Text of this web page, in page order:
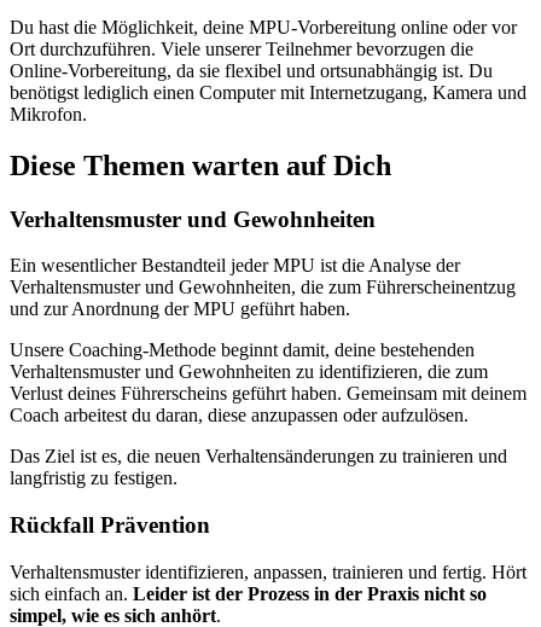
Du hast die Möglichkeit, deine MPU-Vorbereitung online oder vor
Ort durchzuführen. Viele unserer Teilnehmer bevorzugen die
Online-Vorbereitung, da sie flexibel und ortsunabhängig ist. Du
benötigst lediglich einen Computer mit Internetzugang, Kamera und
Mikrofon.
Diese Themen warten auf Dich
Verhaltensmuster und Gewohnheiten
Ein wesentlicher Bestandteil jeder MPU ist die Analyse der
Verhaltensmuster und Gewohnheiten, die zum Führerscheinentzug
und zur Anordnung der MPU geführt haben.
Unsere Coaching-Methode beginnt damit, deine bestehenden
Verhaltensmuster und Gewohnheiten zu identifizieren, die zum
Verlust deines Führerscheins geführt haben. Gemeinsam mit deinem
Coach arbeitest du daran, diese anzupassen oder aufzulösen.
Das Ziel ist es, die neuen Verhaltensänderungen zu trainieren und
langfristig zu festigen.
Rückfall Prävention
Verhaltensmuster identifizieren, anpassen, trainieren und fertig. Hört
sich einfach an. Leider ist der Prozess in der Praxis nicht so
simpel, wie es sich anhört.